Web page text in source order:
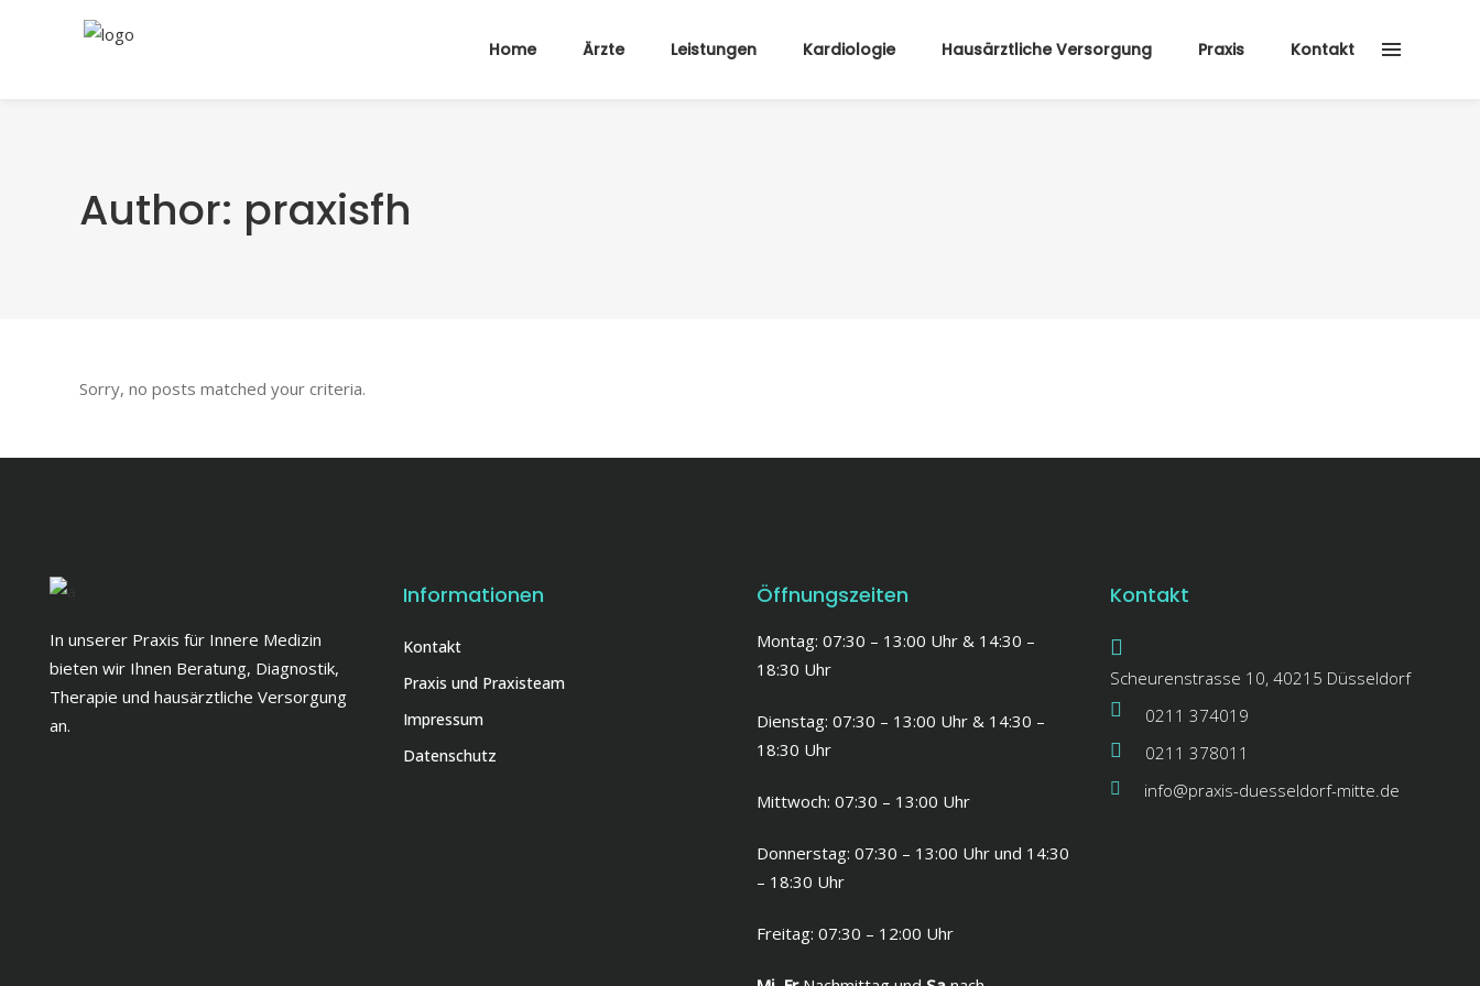
Home Ärzte Leistungen Kardiologie Hausärztliche Versorgung Praxis Kontakt
Author: praxisfh
Sorry, no posts matched your criteria.
In unserer Praxis für Innere Medizin
bieten wir Ihnen Beratung, Diagnostik,
Therapie und hausärztliche Versorgung
an.
Informationen
Kontakt
Praxis und Praxisteam
Impressum
Datenschutz
Öffnungszeiten
Montag: 07:30 – 13:00 Uhr & 14:30 –
18:30 Uhr
Dienstag: 07:30 – 13:00 Uhr & 14:30 –
18:30 Uhr
Mittwoch: 07:30 – 13:00 Uhr
Donnerstag: 07:30 – 13:00 Uhr und 14:30
– 18:30 Uhr
Freitag: 07:30 – 12:00 Uhr
Kontakt
Scheurenstrasse 10, 40215 Düsseldorf
0211 374019
0211 378011
info@praxis-duesseldorf-mitte.de